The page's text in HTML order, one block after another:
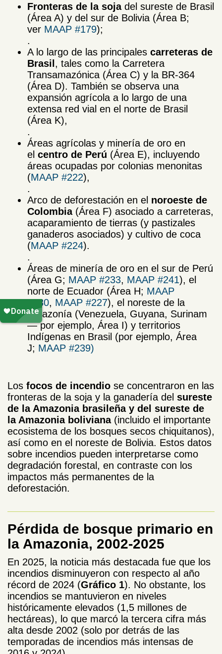
Fronteras de la sojadel sureste de Brasil
(Área A) y del sur de Bolivia (Área B;
ver MAAP #179);
.
A lo largo de las principales carreteras de
Brasil, tales como la Carretera
Transamazónica (Área C) y la BR-364
(Área D). También se observa una
expansión agrícola a lo largo de una
extensa red vial en el norte de Brasil
(Área K),
.
Áreas agrícolas y minería de oro en
el centro de Perú (Área E), incluyendo
áreas ocupadas por colonias menonitas
(MAAP #222),
.
Arco de deforestación en el noroeste de
Colombia(Área F) asociado a carreteras,
acaparamiento de tierras (y pastizales
ganaderos asociados) y cultivo de coca
(MAAP #224).
.
Áreas de minería de oro en el sur de Perú
(Área G; MAAP #233, MAAP #241), el
norte de Ecuador (Área H; MAAP
#230, MAAP #227), el noreste de la
Amazonía (Venezuela, Guyana, Surinam
— por ejemplo, Área I) y territorios
Indígenas en Brasil (por ejemplo, Área
J; MAAP #239)
Los focos de incendio se concentraron en las
fronteras de la soja y la ganadería del sureste
de la Amazonia brasileña y del sureste de
la Amazonia boliviana(incluido el importante
ecosistema de los bosques secos chiquitanos),
así como en el noreste de Bolivia. Estos datos
sobre incendios pueden interpretarse como
degradación forestal, en contraste con los
impactos más permanentes de la
deforestación.
Pérdida de bosque primario en
la Amazonia, 2002-2025
En 2025, la noticia más destacada fue que los
incendios disminuyeron con respecto al año
récord de 2024 (Gráfico 1). No obstante, los
incendios se mantuvieron en niveles
históricamente elevados (1,5 millones de
hectáreas), lo que marcó la tercera cifra más
alta desde 2002 (solo por detrás de las
temporadas de incendios más intensas de